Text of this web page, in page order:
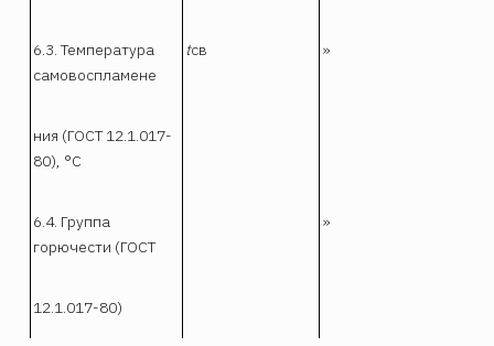
6.3. Температура
самовоспламене
tсв »
ния (ГОСТ 12.1.017-
80), °С
6.4. Группа
горючести (ГОСТ
»
12.1.017-80)